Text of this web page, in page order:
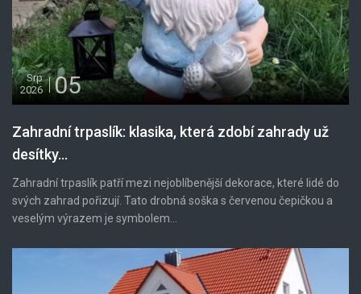
Srp
2026
05
Zahradní trpaslík: klasika, která zdobí zahrady už
desítky...
Zahradní trpaslík patří mezi nejoblíbenější dekorace, které lidé do
svých zahrad pořizují. Tato drobná soška s červenou čepičkou a
veselým výrazem je symbolem...